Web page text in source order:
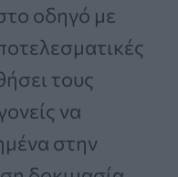
οδηγό με
τους
να
στην